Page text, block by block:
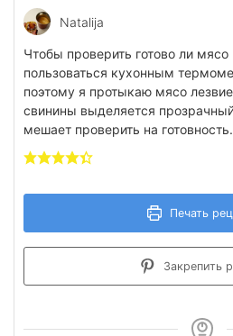
Natalija
Чтобы проверить готово ли мясо
пользоваться кухонным
поэтому я протыкаю мясо
свинины выделяется
мешает проверить на
Печать
Закрепить